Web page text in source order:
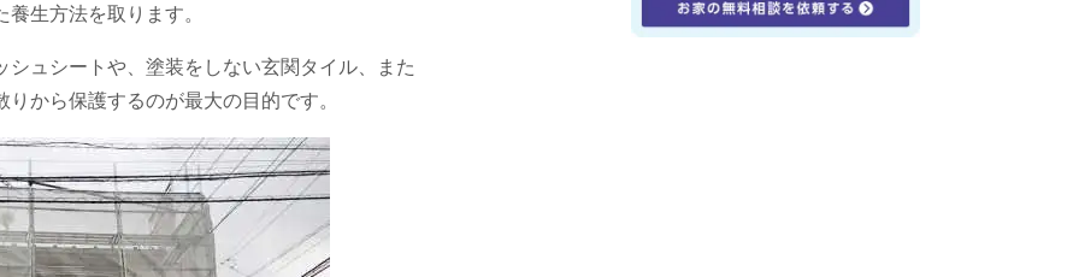
生方法を取ります。
ュシートや、塗装をしない玄関タイル、また
から保護するのが最大の目的です。